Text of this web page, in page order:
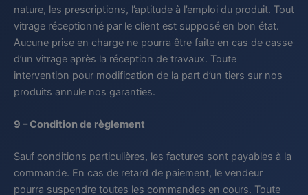
nature, les prescriptions, l’aptitude à l’emploi du produit. Tout
vitrage réceptionné par le client est supposé en bon état.
Aucune prise en charge ne pourra être faite en cas de casse
d’un vitrage après la réception de travaux. Toute
intervention pour modification de la part d’un tiers sur nos
produits annule nos garanties.
9 – Condition de règlement
Sauf conditions particulières, les factures sont payables à la
commande. En cas de retard de paiement, le vendeur
pourra suspendre toutes les commandes en cours. Toute